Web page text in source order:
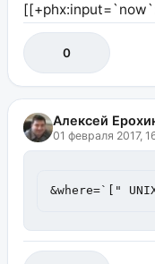
0
Алексей
01 февраля 2017,
&where=`["